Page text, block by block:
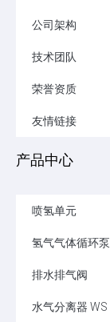
公司架构
技术团队
荣誉资质
友情链接
产品中心
喷氢单元
氢气气体循环泵
排水排气阀
水气分离器 WS